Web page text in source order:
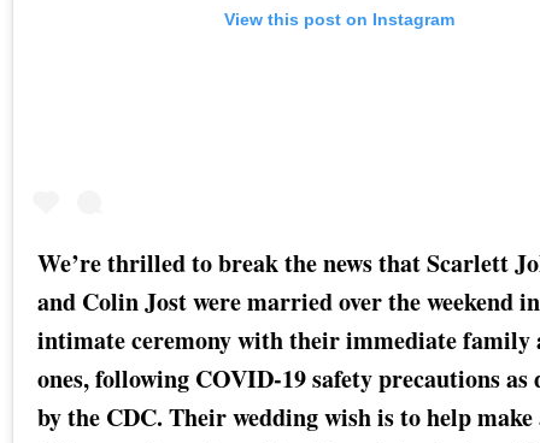
View this post on Instagram
We’re thrilled to break the news that Scarlett
and Colin Jost were married over the weekend
intimate ceremony with their immediate family
ones, following COVID-19 safety precautions as
by the CDC. Their wedding wish is to help make